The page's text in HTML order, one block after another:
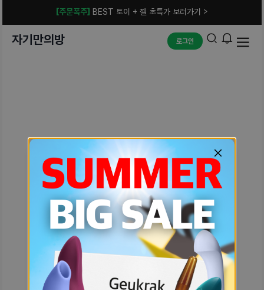
[주문폭주] BEST 토이 + 젤 초특가 보러가기 >
자기만의방 로그인
예상치 못한 에러입니다.